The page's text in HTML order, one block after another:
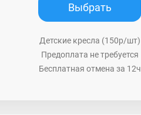
Выбрать
Детские кресла (150р/шт)
Предоплата не требуется
Бесплатная отмена за 12ч